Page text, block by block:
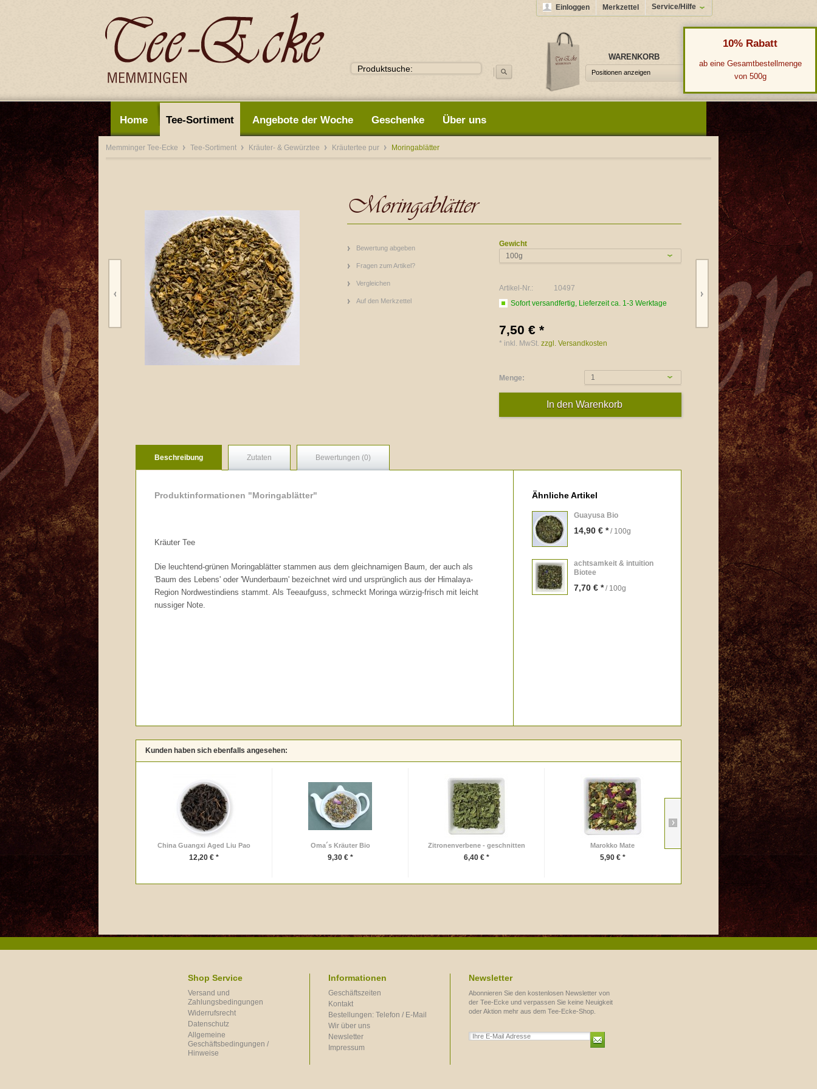
Einloggen Merkzettel Service/Hilfe
WARENKORB
Positionen anzeigen
10% Rabatt
ab eine Gesamtbestellmenge
von 500g
Home Tee-Sortiment Angebote der Woche Geschenke Über uns
Memminger Tee-Ecke Tee-Sortiment Kräuter- & Gewürztee Kräutertee pur Moringablätter
Moringablätter
Bewertung abgeben
Fragen zum Artikel?
Vergleichen
Auf den Merkzettel
Gewicht
100g
Artikel-Nr.:
10497
Sofort versandfertig, Lieferzeit ca. 1-3 Werktage
7,50 € *
* inkl. MwSt. zzgl. Versandkosten
Menge: 1
Beschreibung Zutaten Bewertungen (0)
Produktinformationen "Moringablätter"
Kräuter Tee
Die leuchtend-grünen Moringablätter stammen aus dem gleichnamigen Baum, der auch als
'Baum des Lebens' oder 'Wunderbaum' bezeichnet wird und ursprünglich aus der Himalaya-
Region Nordwestindiens stammt. Als Teeaufguss, schmeckt Moringa würzig-frisch mit leicht
nussiger Note.
Ähnliche Artikel
Guayusa Bio
14,90 € * / 100g
achtsamkeit & intuition
Biotee
7,70 € * / 100g
Kunden haben sich ebenfalls angesehen:
China Guangxi Aged Liu Pao
12,20 € *
Oma´s Kräuter Bio
9,30 € *
Zitronenverbene - geschnitten
6,40 € *
Marokko Mate
5,90 € *
Kräuterliebe
10,90 € *
Shop Service
Versand und
Zahlungsbedingungen
Widerrufsrecht
Datenschutz
Allgemeine
Geschäftsbedingungen /
Hinweise
Informationen
Geschäftszeiten
Kontakt
Bestellungen: Telefon / E-Mail
Wir über uns
Newsletter
Impressum
Newsletter
Abonnieren Sie den kostenlosen Newsletter von
der Tee-Ecke und verpassen Sie keine Neuigkeit
oder Aktion mehr aus dem Tee-Ecke-Shop.